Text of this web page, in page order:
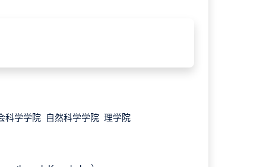
科学学院 自然科学学院 理学院